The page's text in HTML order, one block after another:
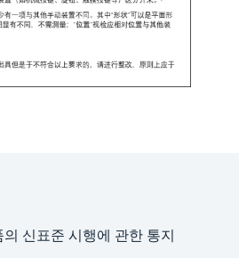
신표준 시행에 관한 통지